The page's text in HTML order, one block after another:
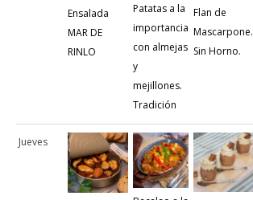
Ensalada
MAR DE
RINLO
Patatas a la
importancia
con almejas
y
mejillones.
Tradición
Flan de
Mascarpone.
Sin Horno.
Jueves